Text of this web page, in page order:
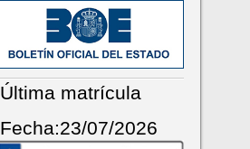
Última matrícula
Fecha:23/07/2026